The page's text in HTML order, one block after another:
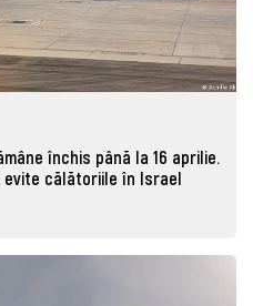
închis până la 16 aprilie.
evite călătoriile în Israel